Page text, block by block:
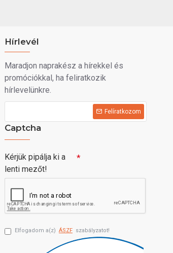
Hírlevél
Maradjon naprakész a hírekkel és
promóciókkal, ha feliratkozik
hírlevelünkre.
Felíratkozom
Captcha
Kérjük pipálja ki a
lenti mezőt!
Elfogadom a(z) ÁSZF szabályzatot!